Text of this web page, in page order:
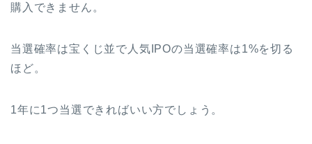
購入できません。
当選確率は宝くじ並で人気IPOの当選確率は1%を切る
ほど。
1年に1つ当選できればいい方でしょう。